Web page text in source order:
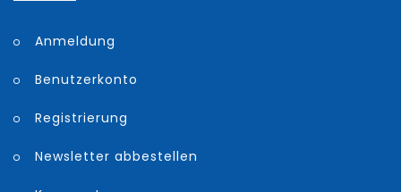
Anmeldung
Benutzerkonto
Registrierung
Newsletter abbestellen